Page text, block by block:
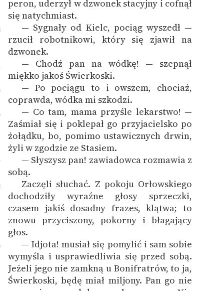
peron, uderzył w dzwonek stacyjny i cofnął
się natychmiast.
— Sygnały od Kielc, pociąg wyszedł —
rzucił robotnikowi, który się zjawił na
dzwonek.
— Chodź pan na wódkę! — szepnął
miękko jakoś Świerkoski.
— Po pociągu to i owszem, chociaż,
coprawda, wódka mi szkodzi.
— Co tam, mama przyśle lekarstwo! —
Zaśmiał się i poklepał go przyjacielsko po
żołądku, bo, pomimo ustawicznych drwin,
żyli w zgodzie ze Stasiem.
— Słyszysz pan! zawiadowca rozmawia z
sobą.
Zaczęli słuchać. Z pokoju Orłowskiego
dochodziły wyraźne głosy sprzeczki,
czasem jakiś dosadny frazes, klątwa; to
znowu przyciszony, pokorny i błagający
głos.
— Idjota! musiał się pomylić i sam sobie
wymyśla i usprawiedliwia się przed sobą.
Jeżeli jego nie zamkną u Bonifratrów, to ja,
Świerkoski, będę miał miljony. Pan go nie